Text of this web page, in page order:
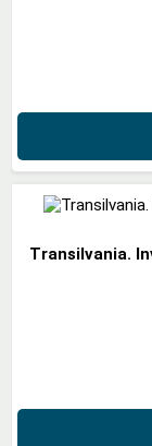
Transilvania.